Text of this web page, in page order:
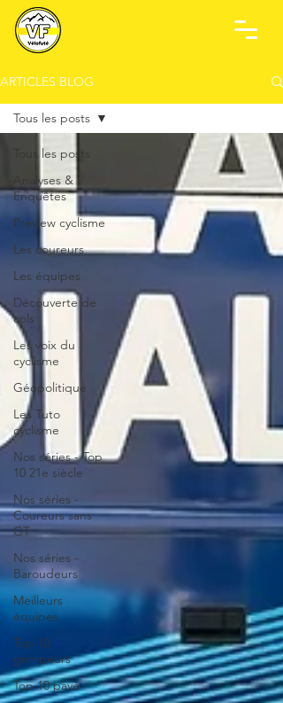
ARTICLES BLOG
Tous les posts
Analyses &
Enquêtes
Preview cyclisme
Les coureurs
Les équipes
Découverte de
cols
Les voix du
cyclisme
Géopolitique
Les Tuto
cyclisme
Nos séries - Top
10 21e siècle
Nos séries -
Coureurs sans
GT
Nos séries -
Baroudeurs
Meilleurs
équipes
Top 10
grimpeurs
Top 10 pavé
Tous les posts